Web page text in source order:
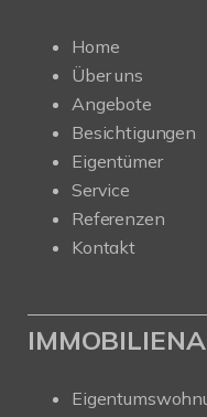
Home
Über uns
Angebote
Besichtigungen
Eigentümer
Service
Referenzen
Kontakt